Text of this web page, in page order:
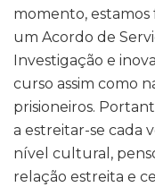
momento, estamos
um Acordo de
Investigação e
curso assim como
prisioneiros.
a estreitar-se cada
nível cultural,
relação estreita e